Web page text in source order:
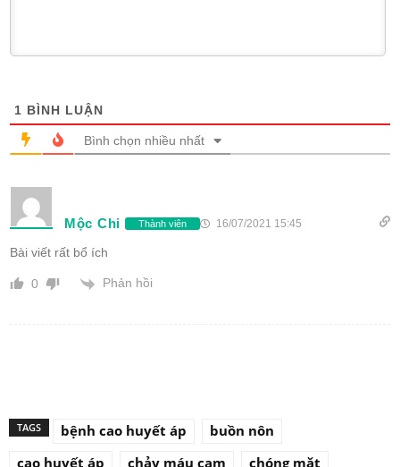
1 BÌNH LUẬN
Bình chọn nhiều nhất
Mộc Chi Thành viên 16/07/2021 15:45
Bài viết rất bổ ích
0 Phản hồi
TAGS bệnh cao huyết áp
buồn nôn
cao huyết áp
chảy máu cam chóng mặt